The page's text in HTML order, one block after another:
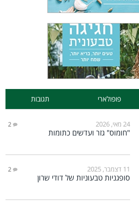
פופולארי תגובות
24 מאי, 2026 2
"חומוס" גזר ועדשים כתומות
11 דצמבר, 2025 2
סופגניות טבעוניות של דודי שרון